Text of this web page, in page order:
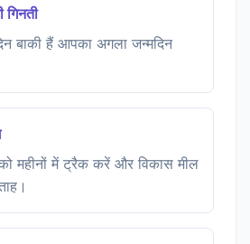
बाकी हैं आपका अगला जन्मदिन
महीनों में ट्रैक करें और विकास मील